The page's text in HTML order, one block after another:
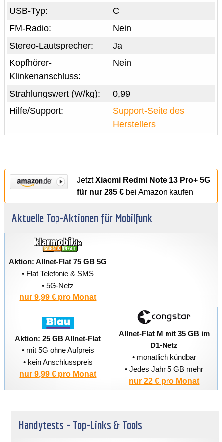
C
USB-Typ:
Nein
FM-Radio:
Ja
Stereo-Lautsprecher:
Nein
Kopfhörer-
Klinkenanschluss:
0,99
Strahlungswert (W/kg):
Support-Seite des
Herstellers
Hilfe/Support:
JetztXiaomi Redmi Note 13 Pro+ 5G
für nur 285 €bei Amazon kaufen
Aktuelle Top-Aktionen für Mobilfunk
Aktion: Allnet-Flat 75 GB 5G
• Flat Telefonie & SMS
• 5G-Netz
nur 9,99 € pro Monat
Aktion: 25 GB Allnet-Flat
• mit 5G ohne Aufpreis
• kein Anschlusspreis
nur 9,99 € pro Monat
Allnet-Flat M mit 35 GB im
D1-Netz
• monatlich kündbar
• Jedes Jahr 5 GB mehr
nur 22 € pro Monat
Handytests - Top-Links & Tools